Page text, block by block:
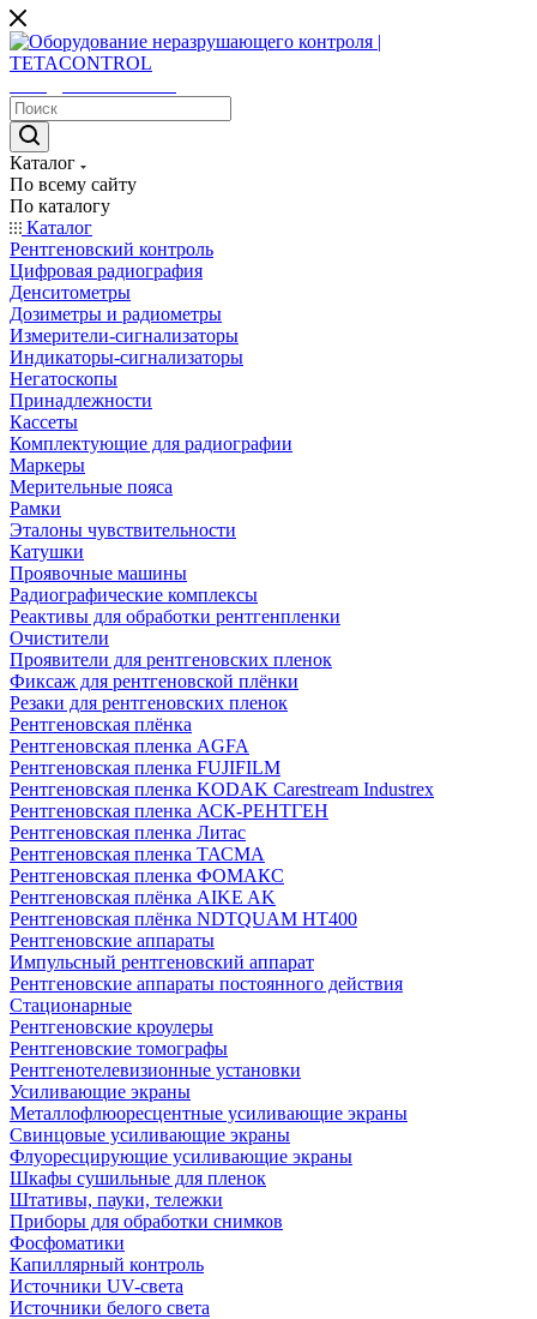
Каталог
По всему сайту
По каталогу
Каталог
Рентгеновский контроль
Цифровая радиография
Денситометры
Дозиметры и радиометры
Измерители-сигнализаторы
Индикаторы-сигнализаторы
Негатоскопы
Принадлежности
Кассеты
Комплектующие для радиографии
Маркеры
Мерительные пояса
Рамки
Эталоны чувствительности
Катушки
Проявочные машины
Радиографические комплексы
Реактивы для обработки рентгенпленки
Очистители
Проявители для рентгеновских пленок
Фиксаж для рентгеновской плёнки
Резаки для рентгеновских пленок
Рентгеновская плёнка
Рентгеновская пленка AGFA
Рентгеновская пленка FUJIFILM
Рентгеновская пленка KODAK Carestream Industrex
Рентгеновская пленка АСК-РЕНТГЕН
Рентгеновская пленка Литас
Рентгеновская пленка ТАСМА
Рентгеновская пленка ФОМАКС
Рентгеновская плёнка AIKE AK
Рентгеновская плёнка NDTQUAM HT400
Рентгеновские аппараты
Импульсный рентгеновский аппарат
Рентгеновские аппараты постоянного действия
Стационарные
Рентгеновские кроулеры
Рентгеновские томографы
Рентгенотелевизионные установки
Усиливающие экраны
Металлофлюоресцентные усиливающие экраны
Свинцовые усиливающие экраны
Флуоресцирующие усиливающие экраны
Шкафы сушильные для пленок
Штативы, пауки, тележки
Приборы для обработки снимков
Фосфоматики
Капиллярный контроль
Источники UV-света
Источники белого света